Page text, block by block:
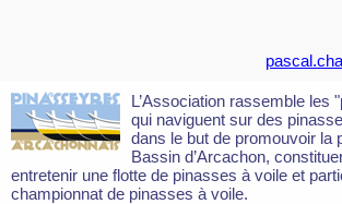
L’Association rassemble les
qui naviguent sur des
dans le but de promouvoir la
Bassin d’Arcachon,
entretenir une flotte de pinasses à voile et
championnat de pinasses à voile.